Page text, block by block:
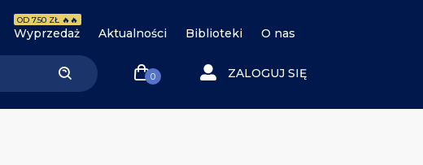
Wyprzedaż
OD 7.50 ZŁ 🔥🔥
Aktualności Biblioteki O nas
0 ZALOGUJ SIĘ